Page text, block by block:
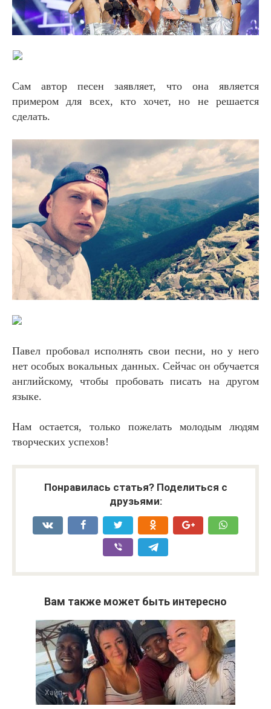
Сам автор песен заявляет, что она является
примером для всех, кто хочет, но не решается
сделать.
Павел пробовал исполнять свои песни, но у него
нет особых вокальных данных. Сейчас он обучается
английскому, чтобы пробовать писать на другом
языке.
Нам остается, только пожелать молодым людям
творческих успехов!
Понравилась статья? Поделиться с
друзьями:
Вам также может быть интересно
Хайп